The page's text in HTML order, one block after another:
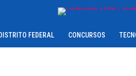
DISTRITO FEDERAL CONCURSOS